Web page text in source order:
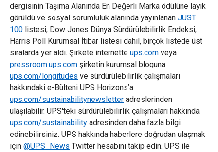
dergisinin Taşıma Alanında En Değerli Marka ödülüne layık
görüldü ve sosyal sorumluluk alanında yayınlanan JUST
100 listesi, Dow Jones Dünya Sürdürülebilirlik Endeksi,
Harris Poll Kurumsal İtibar listesi dahil, birçok listede üst
sıralarda yer aldı. Şirkete internette ups.com veya
pressroom.ups.com şirketin kurumsal bloguna
ups.com/longitudes ve sürdürülebilirlik çalışmaları
hakkındaki e-Bülteni UPS Horizons’a
ups.com/sustainabilitynewsletter adreslerinden
ulaşılabilir. UPS'teki sürdürülebilirlik çalışmaları hakkında
ups.com/sustainability adresinden daha fazla bilgi
edinebilirsiniz. UPS hakkında haberlere doğrudan ulaşmak
için @UPS_News Twitter hesabını takip edin. UPS ile